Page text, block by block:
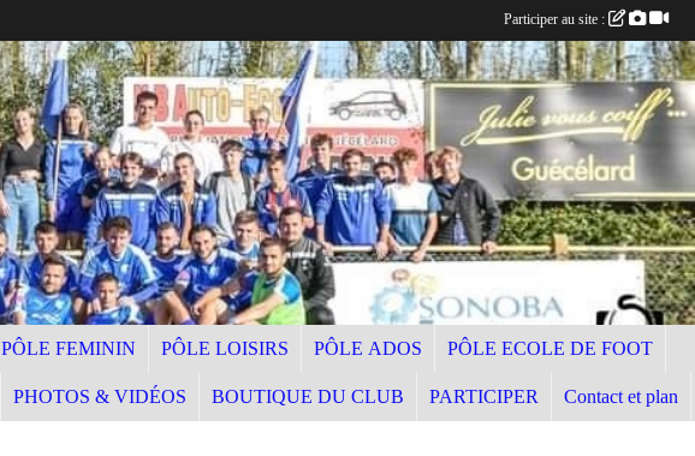
PÔLE FEMININ PÔLE LOISIRS PÔLE ADOS PÔLE ECOLE DE FOOT
PHOTOS & VIDÉOS BOUTIQUE DU CLUB PARTICIPER Contact et plan
Participer au site :